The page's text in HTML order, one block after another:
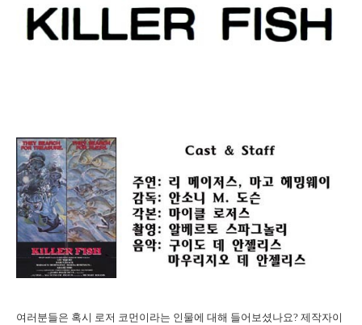
여러분들은 혹시 로저 코먼이라는 인물에 대해 들어보셨나요? 제작자이